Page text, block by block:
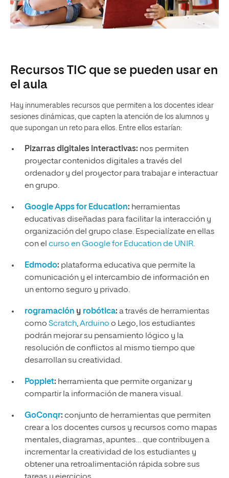
Recursos TIC que se pueden usar en
el aula
Hay innumerables recursos que permiten a los docentes idear
sesiones dinámicas, que capten la atención de los alumnos y
que supongan un reto para ellos. Entre ellos estarían:
Pizarras digitales interactivas: nos permiten
proyectar contenidos digitales a través del
ordenador y del proyector para trabajar e interactuar
en grupo.
Google Apps for Education: herramientas
educativas diseñadas para facilitar la interacción y
organización del grupo clase. Especialízate en ellas
con el curso en Google for Education de UNIR.
Edmodo: plataforma educativa que permite la
comunicación y el intercambio de información en
un entorno seguro y privado.
rogramación y robótica: a través de herramientas
como Scratch,Arduino o Lego, los estudiantes
podrán mejorar su pensamiento lógico y la
resolución de conflictos al mismo tiempo que
desarrollan su creatividad.
Popplet: herramienta que permite organizar y
compartir la información de manera visual.
GoConqr: conjunto de herramientas que permiten
crear a los docentes cursos y recursos como mapas
mentales, diagramas, apuntes… que contribuyen a
incrementar la creatividad de los estudiantes y
obtener una retroalimentación rápida sobre sus